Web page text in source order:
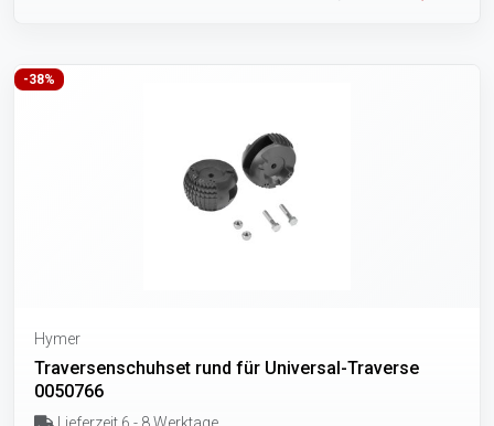
-38%
Hymer
Traversenschuhset rund für Universal-Traverse
0050766